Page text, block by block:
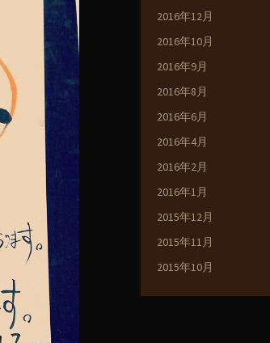
2016年12月
2016年10月
2016年9月
2016年8月
2016年6月
2016年4月
2016年2月
2016年1月
2015年12月
2015年11月
2015年10月